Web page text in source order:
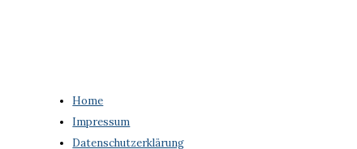
Home
Impressum
Datenschutzerklärung